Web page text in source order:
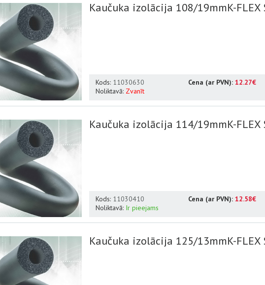
Kaučuka izolācija 108/19mmK-FLEX
Cena (ar PVN): 12.27€
Kods: 11030630
Noliktavā: Zvanīt
Kaučuka izolācija 114/19mmK-FLEX
Cena (ar PVN): 12.58€
Kods: 11030410
Noliktavā: Ir pieejams
Kaučuka izolācija 125/13mmK-FLEX